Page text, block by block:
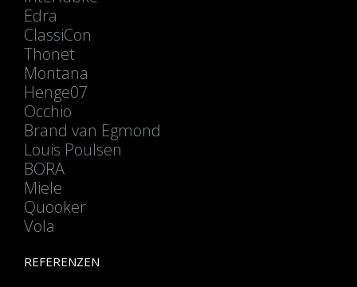
Edra
ClassiCon
Thonet
Montana
Henge07
Occhio
Brand van Egmond
Louis Poulsen
BORA
Miele
Quooker
Vola
REFERENZEN